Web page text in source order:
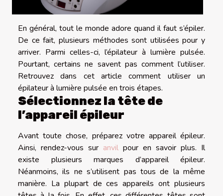
En général, tout le monde adore quand il faut s’épiler.
De ce fait, plusieurs méthodes sont utilisées pour y
arriver. Parmi celles-ci, l’épilateur à lumière pulsée.
Pourtant, certains ne savent pas comment l’utiliser.
Retrouvez dans cet article comment utiliser un
épilateur à lumière pulsée en trois étapes.
Sélectionnez la tête de
l’appareil épileur
Avant toute chose, préparez votre appareil épileur.
Ainsi, rendez-vous sur anvil pour en savoir plus. Il
existe plusieurs marques d’appareil épileur.
Néanmoins, ils ne s’utilisent pas tous de la même
manière. La plupart de ces appareils ont plusieurs